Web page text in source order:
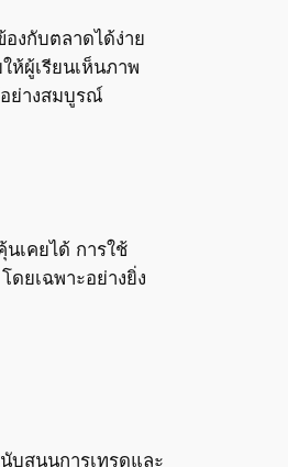
งกับตลาดได้ง่าย
ห้ผู้เรียนเห็นภาพ
ย่างสมบูรณ์
เคยได้ การใช้
ยเฉพาะอย่างยิ่ง
บสนุนการเทรดและ